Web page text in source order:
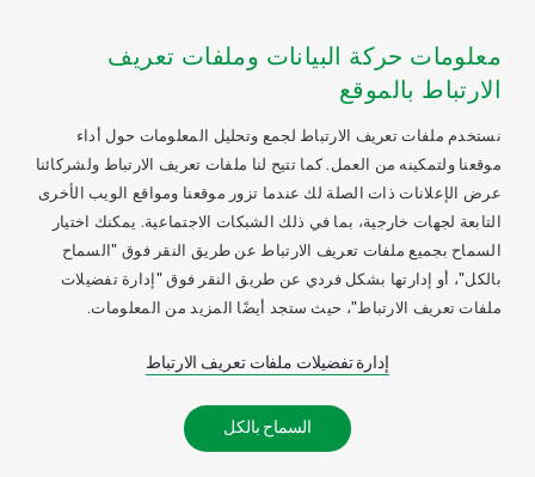
معلومات حركة البيانات وملفات تعريف
الارتباط بالموقع
نستخدم ملفات تعريف الارتباط لجمع وتحليل المعلومات حول أداء
موقعنا ولتمكينه من العمل. كما تتيح لنا ملفات تعريف الارتباط ولشركائنا
عرض الإعلانات ذات الصلة لك عندما تزور موقعنا ومواقع الويب الأخرى
التابعة لجهات خارجية، بما في ذلك الشبكات الاجتماعية. يمكنك اختيار
السماح بجميع ملفات تعريف الارتباط عن طريق النقر فوق "السماح
بالكل"، أو إدارتها بشكل فردي عن طريق النقر فوق "إدارة تفضيلات
ملفات تعريف الارتباط"، حيث ستجد أيضًا المزيد من المعلومات.
إدارة تفضيلات ملفات تعريف الارتباط
السماح بالكل